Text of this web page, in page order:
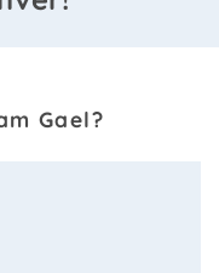
Gael?